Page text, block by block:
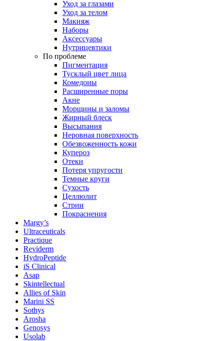
Уход за глазами
Уход за телом
Макияж
Наборы
Аксессуары
Нутрицевтики
По проблеме
Пигментация
Тусклый цвет лица
Комедоны
Расширенные поры
Акне
Морщины и заломы
Жирный блеск
Высыпания
Неровная поверхность
Обезвоженность кожи
Купероз
Отеки
Потеря упругости
Темные круги
Сухость
Целлюлит
Стрии
Покраснения
Margy’s
Ultraceuticals
Practique
Reviderm
HydroPeptide
iS Clinical
Asap
Skintellectual
Allies of Skin
Marini SS
Sothys
Arosha
Genosys
Usolab